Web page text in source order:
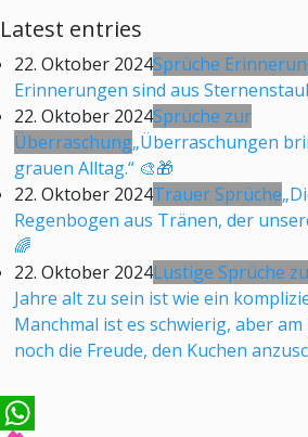
Latest entries
22. Oktober 2024Sprüche
Erinnerungen sind aus
22. Oktober 2024Sprüche zur
Überraschung„Überraschungen
grauen Alltag.“ 🎨🎁
22. Oktober 2024Trauer Sprüche
Regenbogen aus Tränen, der
🌈
22. Oktober 2024Lustige Sprüche
Jahre alt zu sein ist wie ein
Manchmal ist es schwierig, aber
noch die Freude, den Kuchen